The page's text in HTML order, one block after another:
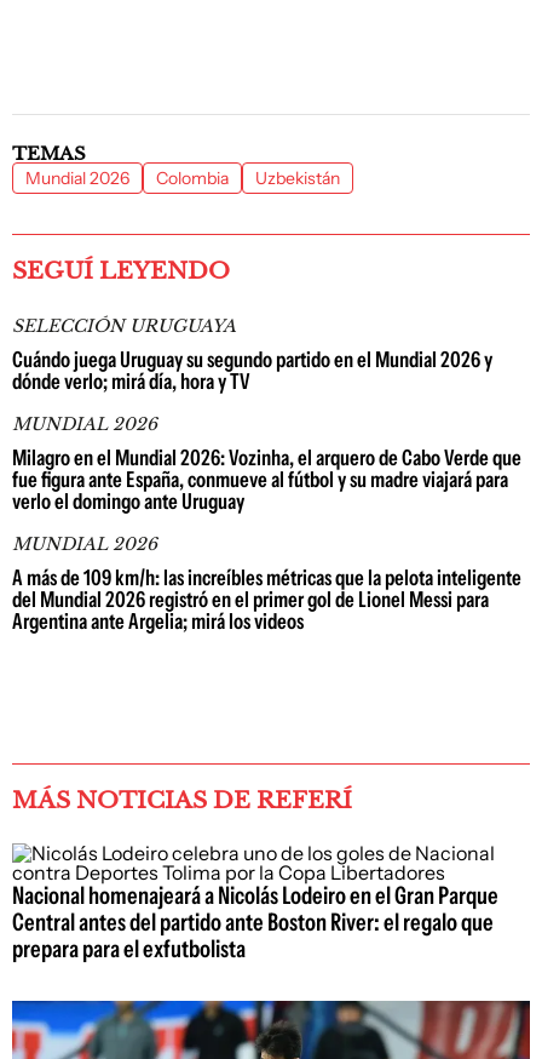
TEMAS
Mundial 2026 Colombia Uzbekistán
SEGUÍ LEYENDO
SELECCIÓN URUGUAYA
Cuándo juega Uruguay su segundo partido en el Mundial 2026 y
dónde verlo; mirá día, hora y TV
MUNDIAL 2026
Milagro en el Mundial 2026: Vozinha, el arquero de Cabo Verde que
fue figura ante España, conmueve al fútbol y su madre viajará para
verlo el domingo ante Uruguay
MUNDIAL 2026
A más de 109 km/h: las increíbles métricas que la pelota inteligente
del Mundial 2026 registró en el primer gol de Lionel Messi para
Argentina ante Argelia; mirá los videos
MÁS NOTICIAS DE REFERÍ
Nacional homenajeará a Nicolás Lodeiro en el Gran Parque
Central antes del partido ante Boston River: el regalo que
prepara para el exfutbolista